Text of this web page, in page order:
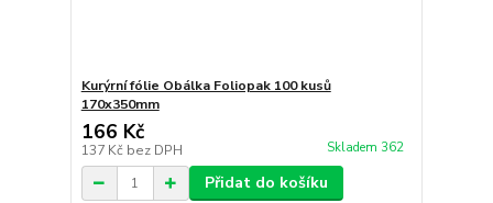
Kurýrní fólie Obálka Foliopak 100 kusů
170x350mm
166 Kč
137 Kč bez DPH Skladem 362
Přidat do košíku